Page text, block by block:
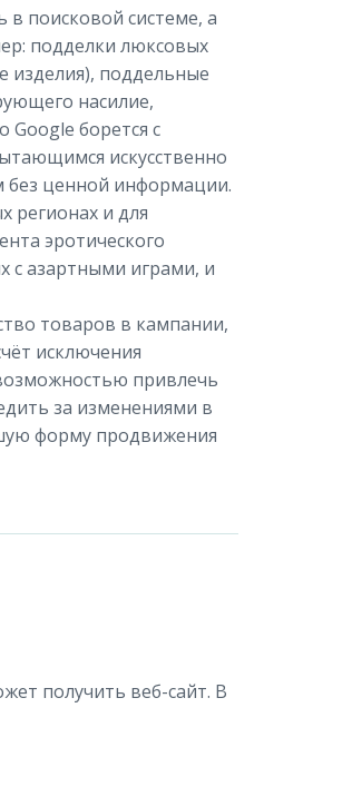
поисковой системе, а
подделки люксовых
изделия), поддельные
насилие,
борется с
искусственно
без ценной информации.
регионах и для
эротического
с азартными играми, и
товаров в кампании,
исключения
привлечь
за изменениями в
форму продвижения
получить веб-сайт. В